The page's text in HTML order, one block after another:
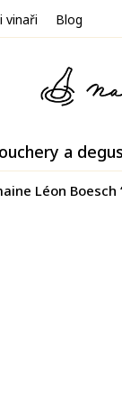
vinaři Blog
a
Léon